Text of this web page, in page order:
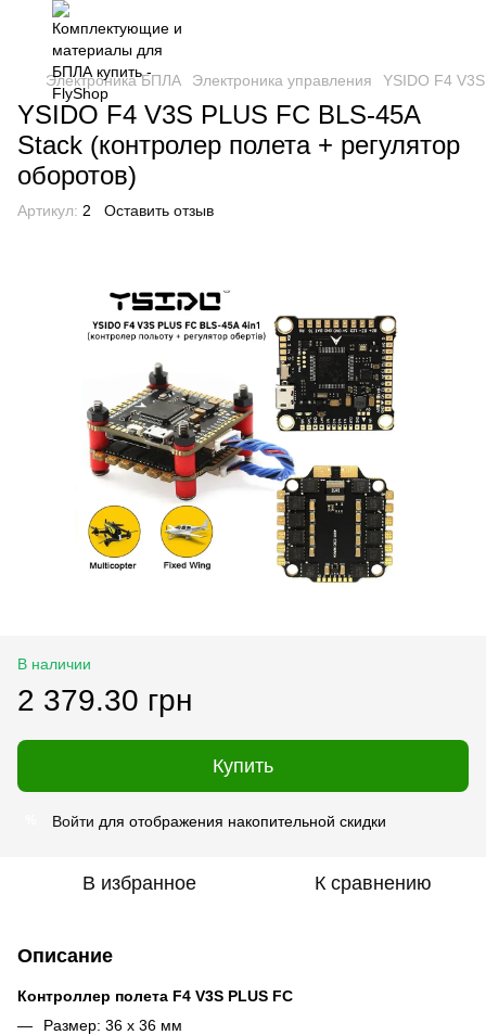
Электроника БПЛА Электроника управления YSIDO F4
YSIDO F4 V3S PLUS FC BLS-45A
Stack (контролер полета + регулятор
оборотов)
Артикул: 2 Оставить отзыв
В наличии
2 379.30 грн
Купить
Войти для отображения накопительной скидки
В избранное К сравнению
Описание
Контроллер полета F4 V3S PLUS FC
Размер: 36 х 36 мм